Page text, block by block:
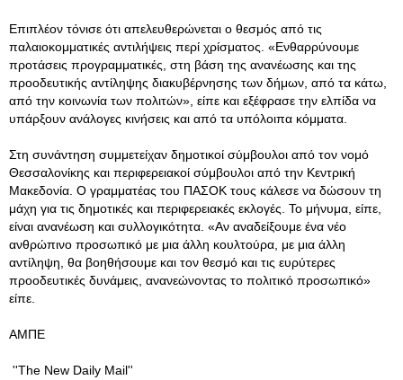
Επιπλέον τόνισε ότι απελευθερώνεται ο θεσμός από τις
παλαιοκομματικές αντιλήψεις περί χρίσματος. «Ενθαρρύνουμε
προτάσεις προγραμματικές, στη βάση της ανανέωσης και της
προοδευτικής αντίληψης διακυβέρνησης των δήμων, από τα κάτω,
από την κοινωνία των πολιτών», είπε και εξέφρασε την ελπίδα να
υπάρξουν ανάλογες κινήσεις και από τα υπόλοιπα κόμματα.
Στη συνάντηση συμμετείχαν δημοτικοί σύμβουλοι από τον νομό
Θεσσαλονίκης και περιφερειακοί σύμβουλοι από την Κεντρική
Μακεδονία. Ο γραμματέας του ΠΑΣΟΚ τους κάλεσε να δώσουν τη
μάχη για τις δημοτικές και περιφερειακές εκλογές. Το μήνυμα, είπε,
είναι ανανέωση και συλλογικότητα. «Αν αναδείξουμε ένα νέο
ανθρώπινο προσωπικό με μια άλλη κουλτούρα, με μια άλλη
αντίληψη, θα βοηθήσουμε και τον θεσμό και τις ευρύτερες
προοδευτικές δυνάμεις, ανανεώνοντας το πολιτικό προσωπικό»
είπε.
ΑΜΠΕ
''The New Daily Mail''